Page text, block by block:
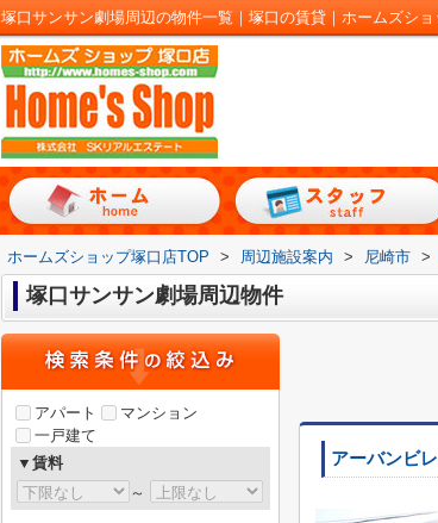
塚口サンサン劇場周辺の物件一覧｜塚口の賃貸｜ホームズシ
ホームズショップ塚口店TOP > 周辺施設案内 > 尼崎市 >
塚口サンサン劇場周辺物件
アーバンビ
アパート
マンション
一戸建て
▼賃料
～